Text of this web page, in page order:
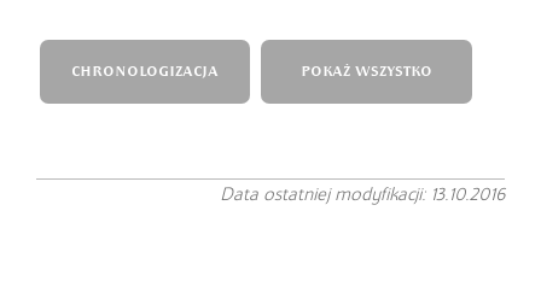
CHRONOLOGIZACJA POKAŻ WSZYSTKO
Data ostatniej modyfikacji: 13.10.2016